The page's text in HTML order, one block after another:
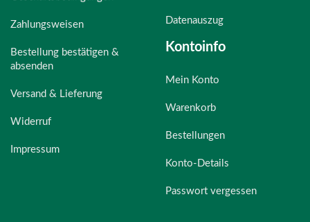
Zahlungsweisen
Bestellung bestätigen &
absenden
Versand & Lieferung
Widerruf
Impressum
Datenauszug
Kontoinfo
Mein Konto
Warenkorb
Bestellungen
Konto-Details
Passwort vergessen